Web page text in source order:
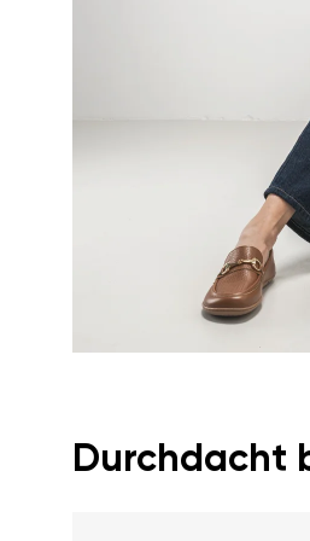
Durchdacht